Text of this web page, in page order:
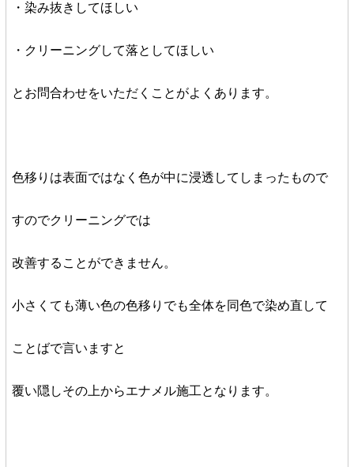
・染み抜きしてほしい
・クリーニングして落としてほしい
とお問合わせをいただくことがよくあります。
色移りは表面ではなく色が中に浸透してしまったもので
すのでクリーニングでは
改善することができません。
小さくても薄い色の色移りでも全体を同色で染め直して
ことばで言いますと
覆い隠しその上からエナメル施工となります。